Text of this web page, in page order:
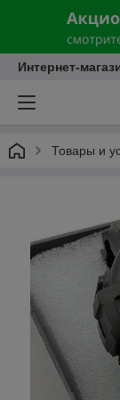
Интернет-
Товары и